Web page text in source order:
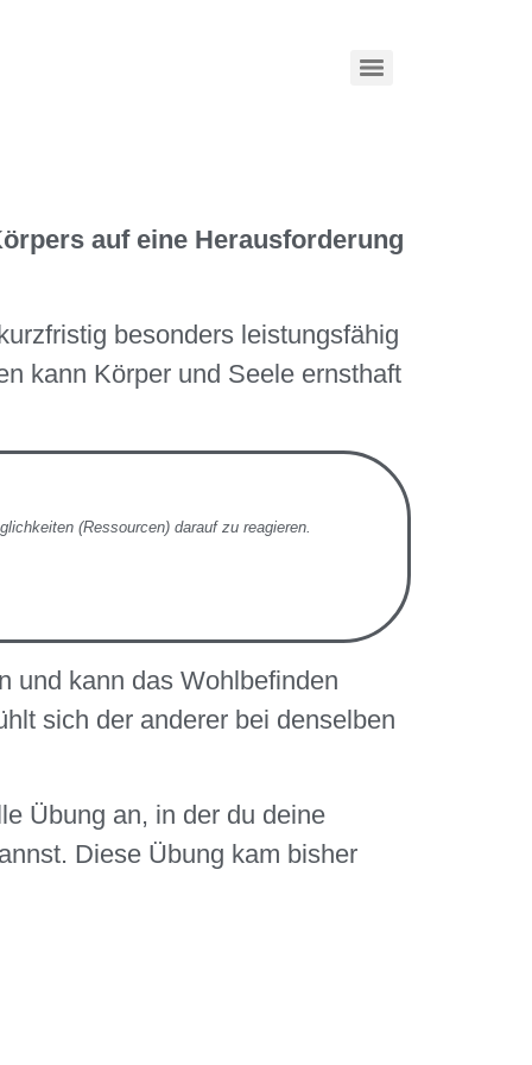
auf eine Herausforderung
besonders leistungsfähig
kann Körper und Seele ernsthaft
(Ressourcen) darauf zu reagieren.
und kann das Wohlbefinden
sich der anderer bei denselben
Übung an, in der du deine
Diese Übung kam bisher